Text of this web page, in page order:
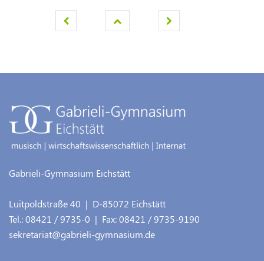
Gabrieli-Gymnasium Eichstätt
Luitpoldstraße 40 | D-85072 Eichstätt
Tel.:08421 / 9735-0 | Fax:08421 / 9735-9190
sekretariat@gabrieli-gymnasium.de